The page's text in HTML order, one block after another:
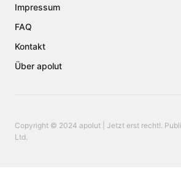
Impressum
FAQ
Kontakt
Über apolut
Copyright © 2024 apolut | Jetzt erst recht!.
Ltd.